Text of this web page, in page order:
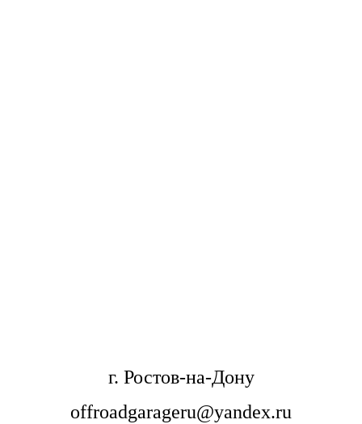
г. Ростов-на-Дону
offroadgarageru@yandex.ru